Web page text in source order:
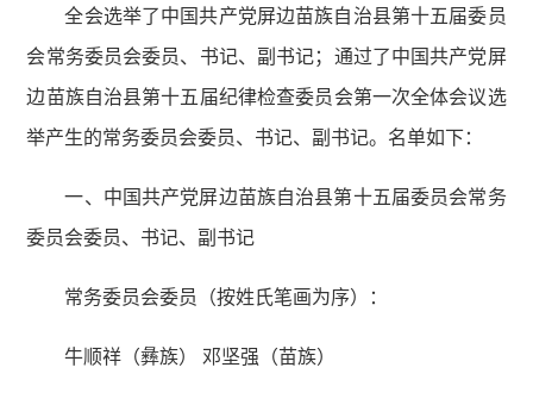
全会选举了中国共产党屏边苗族自治县第十五届委员
会常务委员会委员、书记、副书记；通过了中国共产党屏
边苗族自治县第十五届纪律检查委员会第一次全体会议选
举产生的常务委员会委员、书记、副书记。名单如下：
一、中国共产党屏边苗族自治县第十五届委员会常务
委员会委员、书记、副书记
常务委员会委员（按姓氏笔画为序）：
牛顺祥（彝族） 邓坚强（苗族）